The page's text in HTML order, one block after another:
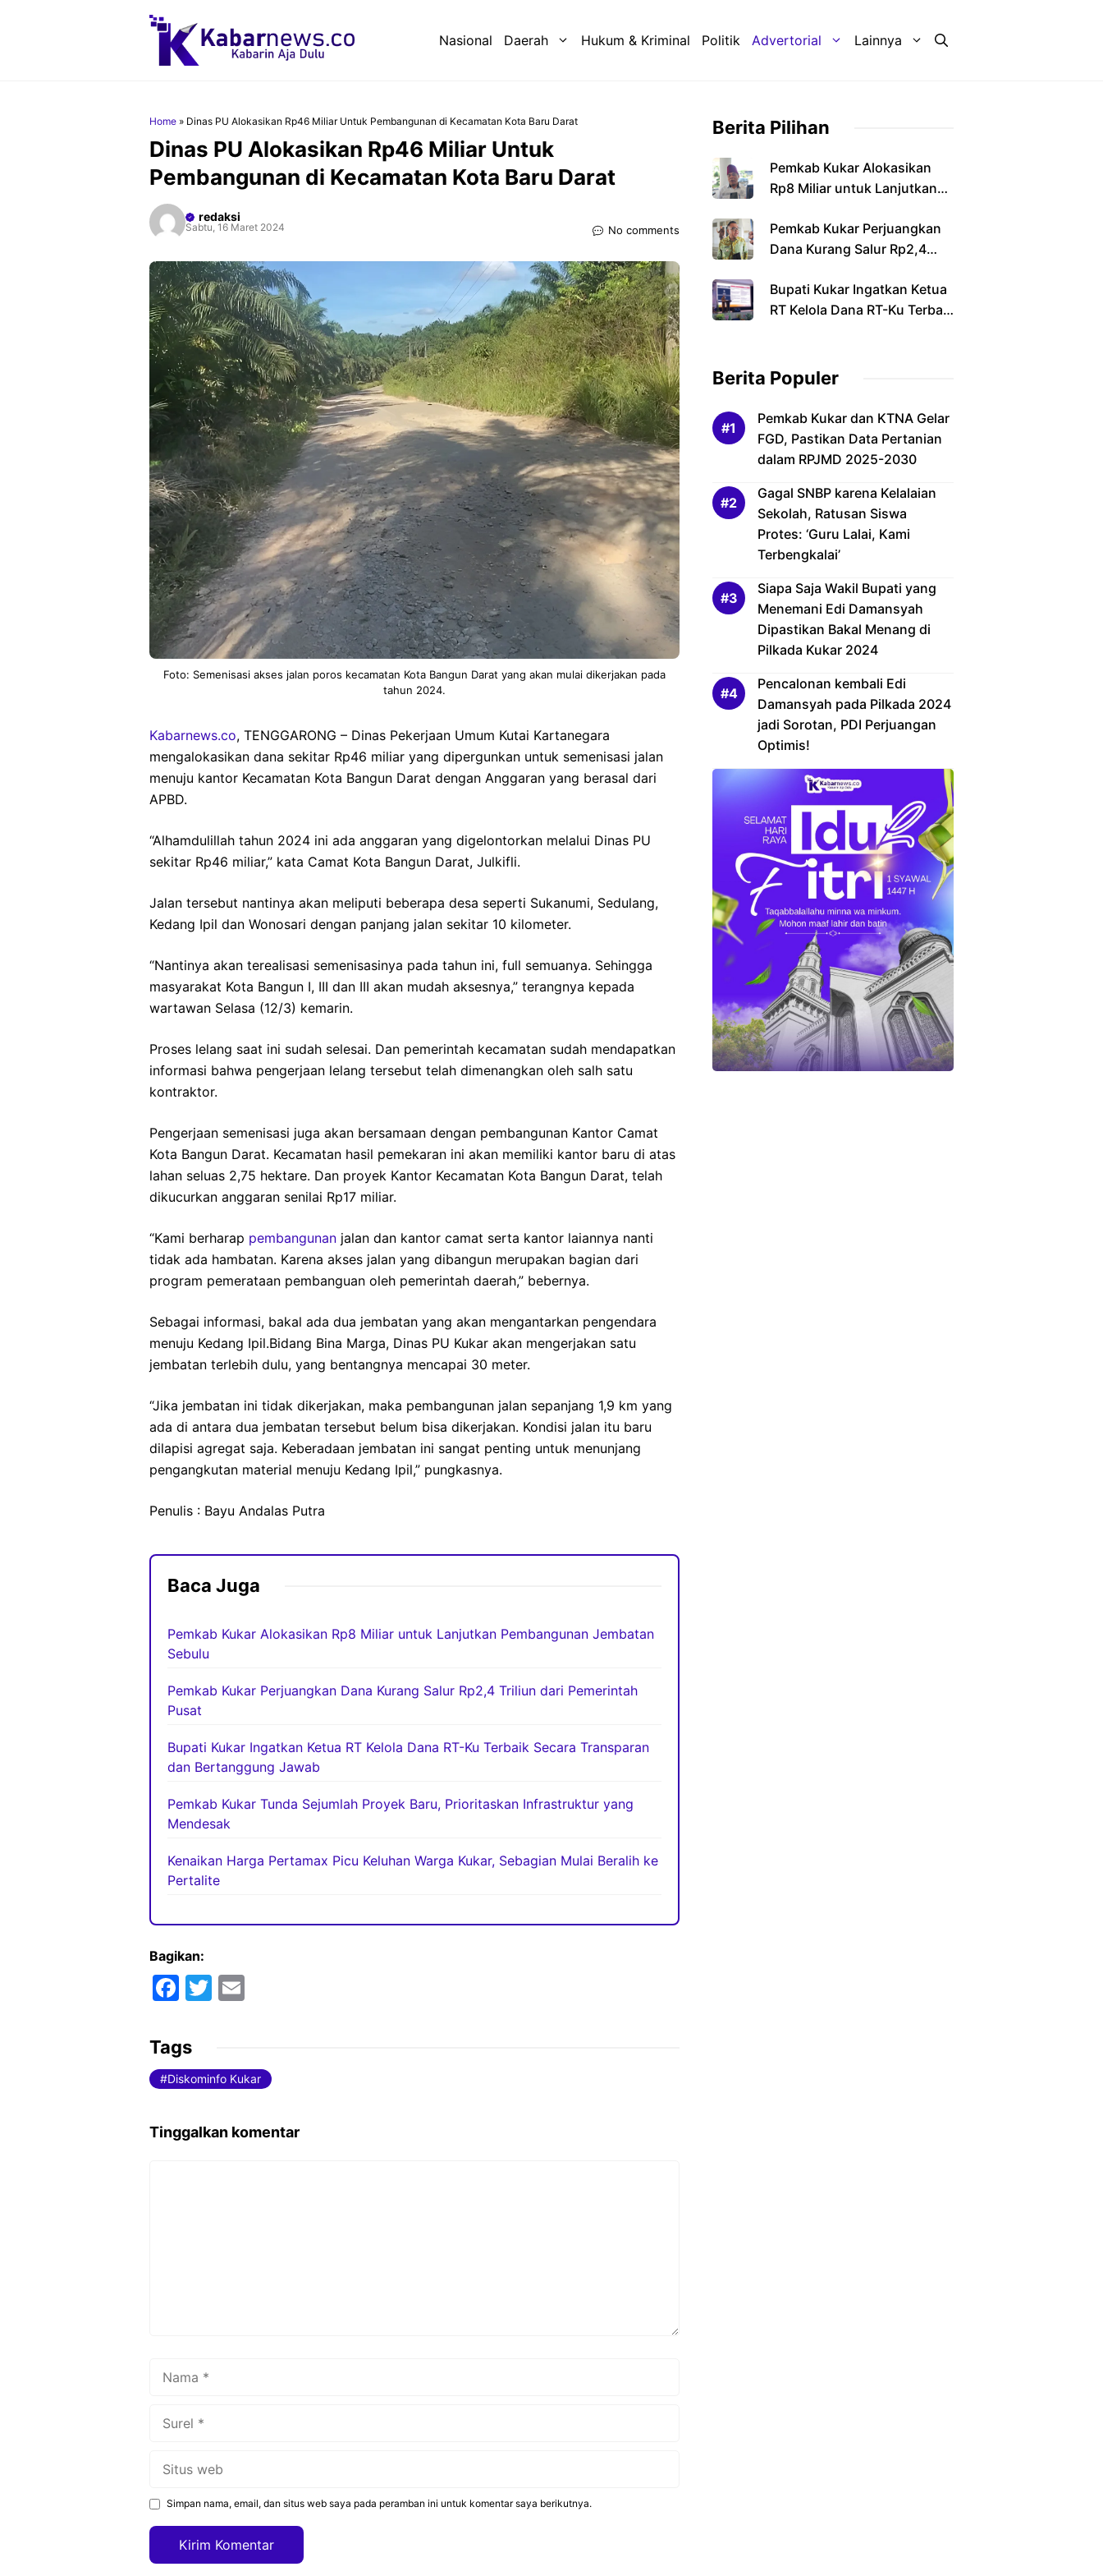
Nasional Daerah Hukum & Kriminal Politik Advertorial Lainnya
Home » Dinas PU Alokasikan Rp46 Miliar Untuk Pembangunan di Kecamatan Kota Baru Darat
Dinas PU Alokasikan Rp46 Miliar Untuk
Pembangunan di Kecamatan Kota Baru Darat
redaksi
Sabtu, 16 Maret 2024 No comments
Foto: Semenisasi akses jalan poros kecamatan Kota Bangun Darat yang akan mulai dikerjakan pada
tahun 2024.
Kabarnews.co, TENGGARONG – Dinas Pekerjaan Umum Kutai Kartanegara
mengalokasikan dana sekitar Rp46 miliar yang dipergunkan untuk semenisasi jalan
menuju kantor Kecamatan Kota Bangun Darat dengan Anggaran yang berasal dari
APBD.
“Alhamdulillah tahun 2024 ini ada anggaran yang digelontorkan melalui Dinas PU
sekitar Rp46 miliar,” kata Camat Kota Bangun Darat, Julkifli.
Jalan tersebut nantinya akan meliputi beberapa desa seperti Sukanumi, Sedulang,
Kedang Ipil dan Wonosari dengan panjang jalan sekitar 10 kilometer.
“Nantinya akan terealisasi semenisasinya pada tahun ini, full semuanya. Sehingga
masyarakat Kota Bangun I, III dan III akan mudah aksesnya,” terangnya kepada
wartawan Selasa (12/3) kemarin.
Proses lelang saat ini sudah selesai. Dan pemerintah kecamatan sudah mendapatkan
informasi bahwa pengerjaan lelang tersebut telah dimenangkan oleh salh satu
kontraktor.
Pengerjaan semenisasi juga akan bersamaan dengan pembangunan Kantor Camat
Kota Bangun Darat. Kecamatan hasil pemekaran ini akan memiliki kantor baru di atas
lahan seluas 2,75 hektare. Dan proyek Kantor Kecamatan Kota Bangun Darat, telah
dikucurkan anggaran senilai Rp17 miliar.
“Kami berharap pembangunan jalan dan kantor camat serta kantor laiannya nanti
tidak ada hambatan. Karena akses jalan yang dibangun merupakan bagian dari
program pemerataan pembanguan oleh pemerintah daerah,” bebernya.
Sebagai informasi, bakal ada dua jembatan yang akan mengantarkan pengendara
menuju Kedang Ipil.Bidang Bina Marga, Dinas PU Kukar akan mengerjakan satu
jembatan terlebih dulu, yang bentangnya mencapai 30 meter.
“Jika jembatan ini tidak dikerjakan, maka pembangunan jalan sepanjang 1,9 km yang
ada di antara dua jembatan tersebut belum bisa dikerjakan. Kondisi jalan itu baru
dilapisi agregat saja. Keberadaan jembatan ini sangat penting untuk menunjang
pengangkutan material menuju Kedang Ipil,” pungkasnya.
Penulis : Bayu Andalas Putra
Baca Juga
Pemkab Kukar Alokasikan Rp8 Miliar untuk Lanjutkan Pembangunan Jembatan
Sebulu
Pemkab Kukar Perjuangkan Dana Kurang Salur Rp2,4 Triliun dari Pemerintah
Pusat
Bupati Kukar Ingatkan Ketua RT Kelola Dana RT-Ku Terbaik Secara Transparan
dan Bertanggung Jawab
Pemkab Kukar Tunda Sejumlah Proyek Baru, Prioritaskan Infrastruktur yang
Mendesak
Kenaikan Harga Pertamax Picu Keluhan Warga Kukar, Sebagian Mulai Beralih ke
Pertalite
Bagikan:
F
c
e
b
o
T
er l
Tags
Diskominfo Kukar
Tinggalkan komentar
Simpan nama, email, dan situs web saya pada peramban ini untuk komentar saya berikutnya.
Berita Pilihan
Pemkab Kukar Alokasikan
Rp8 Miliar untuk Lanjutkan
Sebulu
Pemkab Kukar Perjuangkan
Dana Kurang Salur Rp2,4
Bupati Kukar Ingatkan Ketua
RT Kelola Dana RT-Ku Terbaik
Berita Populer
Pemkab Kukar dan KTNA Gelar
FGD, Pastikan Data Pertanian
dalam RPJMD 2025-2030
Gagal SNBP karena Kelalaian
Sekolah, Ratusan Siswa
Protes: ‘Guru Lalai, Kami
Terbengkalai’
Siapa Saja Wakil Bupati yang
Menemani Edi Damansyah
Dipastikan Bakal Menang di
Pilkada Kukar 2024
Pencalonan kembali Edi
Damansyah pada Pilkada 2024
jadi Sorotan, PDI Perjuangan
Optimis!